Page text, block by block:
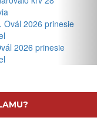
2026 prinesie